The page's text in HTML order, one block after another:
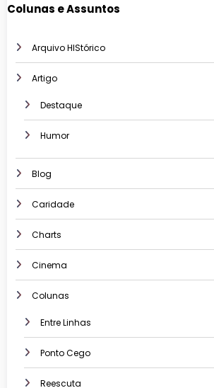
Colunas e Assuntos
Arquivo HIStórico
Artigo
Destaque
Humor
Blog
Caridade
Charts
Cinema
Colunas
Entre Linhas
Ponto Cego
Reescuta